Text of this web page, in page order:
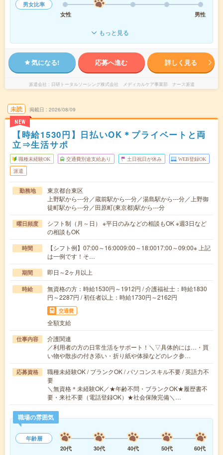
男女比率
女性
男性
もっと見る
気になる! 応募へ進む 詳しく見る
派遣会社 日研トータルソーシング株式会社 メディカルケア事業部 ナース派遣
未読
NEW
掲載日 2026/08/09
【時給1530円】日払いOK＊プライベートと両
立⇒生活サポ
職種未経験OK 交通費別途支給あり 土日祝日が休み WEB登録OK
派遣
勤務地
東京都台東区
上野駅から---分／蔵前駅から---分／湯島駅から---分／上野御
徒町駅から---分／田原町(東京都)駅から---分
曜日頻度
シフト制（月～日） ※平日のみなどの相談もOK ※週3日など
の相談もOK
時間
【シフト例】07:00～16:0009:00～18:0017:00～09:00※ 上記
は一例です！そ…
期間 即日～2ヶ月以上
時給
無資格の方：時給1530円～1912円 / 介護福祉士：時給1830
円～2287円 / 初任者以上：時給1730円～2162円
交通費
全額支給
仕事内容
介護関連
／利用者の方の日常生活をサポート！＼▽具体的には…・買
い物や散歩の付き添い・折り紙や体操などのレク参…
応募資格
職種未経験OK / ブランクOK / パソコンスキル不要 / 英語力不
要
＼無資格＊未経験OK／★年齢不問・ブランクOK★履歴書不
要・来社不要（電話登録OK）★社会保険完備＼…
職場の雰囲気
年齢層
20代
30代 40代 50代
60代